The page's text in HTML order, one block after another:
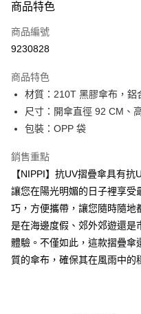
信用卡一次付款
LINE Pay
街口支付
悠遊付
大哥付你分期
相關說明
【大哥付你分期使用說明】
1.本服務由台灣大哥大提供，台
2.付款方式選擇「大哥付你分期
流程，驗證手機門號後，選擇欲
商品特色
商品編號
9230828
商品特色
材質：210T 黑膠傘布，鋁
尺寸：開傘直徑 92 CM、
包裝：OPP 袋
銷售重點
【NIPPI】抗UV摺疊傘具有
讓您在陽光明媚的日子裡享受
巧，方便攜帶，讓您隨時隨地
是在海邊度假、郊外郊遊還是
體驗。不僅如此，這款摺疊傘
質的傘布，確保其在風雨中的